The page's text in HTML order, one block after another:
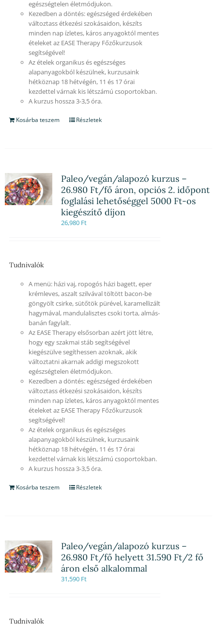
egészségtelen életmódjukon.
Kezedben a döntés: egészséged érdekében
változtass étkezési szokásaidon, készíts
minden nap ízletes, káros anyagoktól mentes
ételeket az EASE Therapy Főzőkurzusok
segítségével!
Az ételek organikus és egészséges
alapanyagokból készülnek, kurzusaink
hétköznap 18 hétvégén, 11 és 17 órai
kezdettel várnak kis létszámú csoportokban.
A kurzus hossza 3-3,5 óra.
Kosárba teszem Részletek
Paleo/vegán/alapozó kurzus –
26.980 Ft/fő áron, opciós 2. időpont
foglalási lehetőséggel 5000 Ft-os
kiegészítő díjon
26,980 Ft
Tudnivalók
A menü: házi vaj, ropogós házi bagett, eper
krémleves, aszalt szilvával töltött bacon-be
göngyölt csirke, sütőtök pürével, karamellizált
hagymával, mandulalisztes csoki torta, almás-
banán fagylalt.
Az EASE Therapy elsősorban azért jött létre,
hogy egy szakmai stáb segítségével
kiegészülve segíthessen azoknak, akik
változtatni akarnak addigi megszokott
egészségtelen életmódjukon.
Kezedben a döntés: egészséged érdekében
változtass étkezési szokásaidon, készíts
minden nap ízletes, káros anyagoktól mentes
ételeket az EASE Therapy Főzőkurzusok
segítségével!
Az ételek organikus és egészséges
alapanyagokból készülnek, kurzusaink
hétköznap 18 hétvégén, 11 és 17 órai
kezdettel várnak kis létszámú csoportokban.
A kurzus hossza 3-3,5 óra.
Kosárba teszem Részletek
Paleo/vegán/alapozó kurzus –
26.980 Ft/fő helyett 31.590 Ft/2 fő
áron első alkalommal
31,590 Ft
Tudnivalók